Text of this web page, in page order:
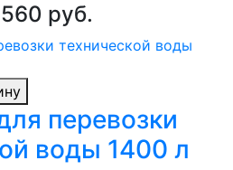
руб.
перевозки
воды 1400 л